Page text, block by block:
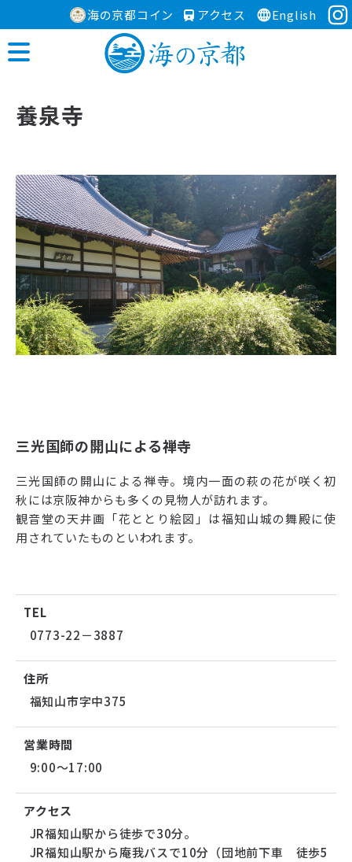
海の京都コイン アクセス English
養泉寺
三光国師の開山による禅寺
三光国師の開山による禅寺。境内一面の萩の花が咲く初
秋には京阪神からも多くの見物人が訪れます。
観音堂の天井画「花ととり絵図」は福知山城の舞殿に使
用されていたものといわれます。
TEL
0773-22－3887
住所
福知山市字中375
営業時間
9:00～17:00
アクセス
JR福知山駅から徒歩で30分。
JR福知山駅から庵我バスで10分（団地前下車 徒歩5